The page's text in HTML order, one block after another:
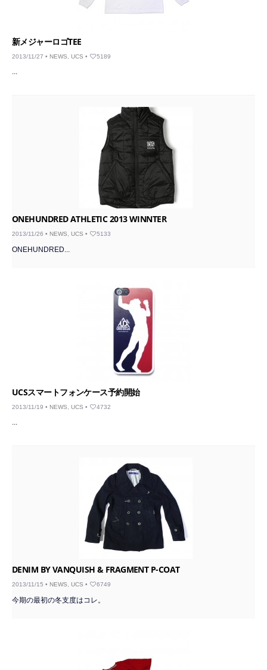
新メジャーロゴTEE
2013/11/27 • NEWS UCS • 5189
ONEHUNDRED ATHLETIC 2013 WINNTER
2013/11/26 • NEWS UCS • 5133
ONEHUNDRED...
UCSスマートフォンケース予約開始
2013/11/19 • NEWS UCS • 4732
DENIM BY VANQUISH & FRAGMENT P-COAT
2013/11/15 • NEWS UCS • 6749
今期の最初の冬支度はコレ。